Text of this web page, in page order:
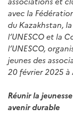
avec la
du Kazakhstan,
l’UNESCO et la
l’UNESCO,
jeunes des
20 février 2025 à
Réunir la
avenir durable